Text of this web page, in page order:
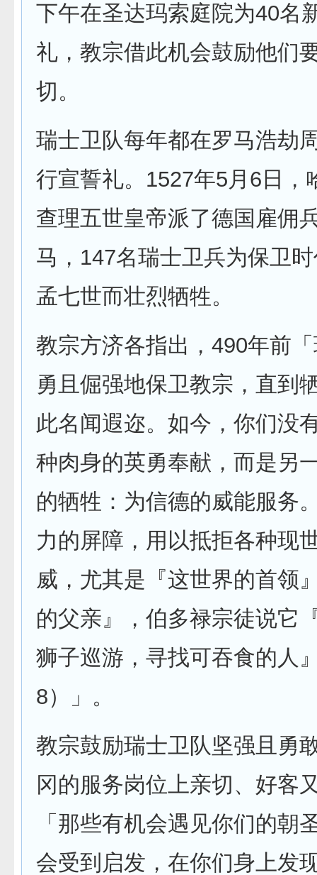
下午在圣达玛索庭院为40名
礼，教宗借此机会鼓励他们
切。
瑞士卫队每年都在罗马浩劫
行宣誓礼。1527年5月6日，
查理五世皇帝派了德国雇佣
马，147名瑞士卫兵为保卫
孟七世而壮烈牺牲。
教宗方济各指出，490年前
勇且倔强地保卫教宗，直到
此名闻遐迩。如今，你们没
种肉身的英勇奉献，而是另
的牺牲：为信德的威能服务
力的屏障，用以抵拒各种现
威，尤其是『这世界的首领
的父亲』，伯多禄宗徒说它
狮子巡游，寻找可吞食的人
8）」。
教宗鼓励瑞士卫队坚强且勇
冈的服务岗位上亲切、好客
「那些有机会遇见你们的朝
会受到启发，在你们身上发